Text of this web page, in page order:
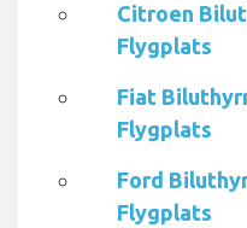
Citroen
Flygplats
Fiat
Flygplats
Ford
Flygplats